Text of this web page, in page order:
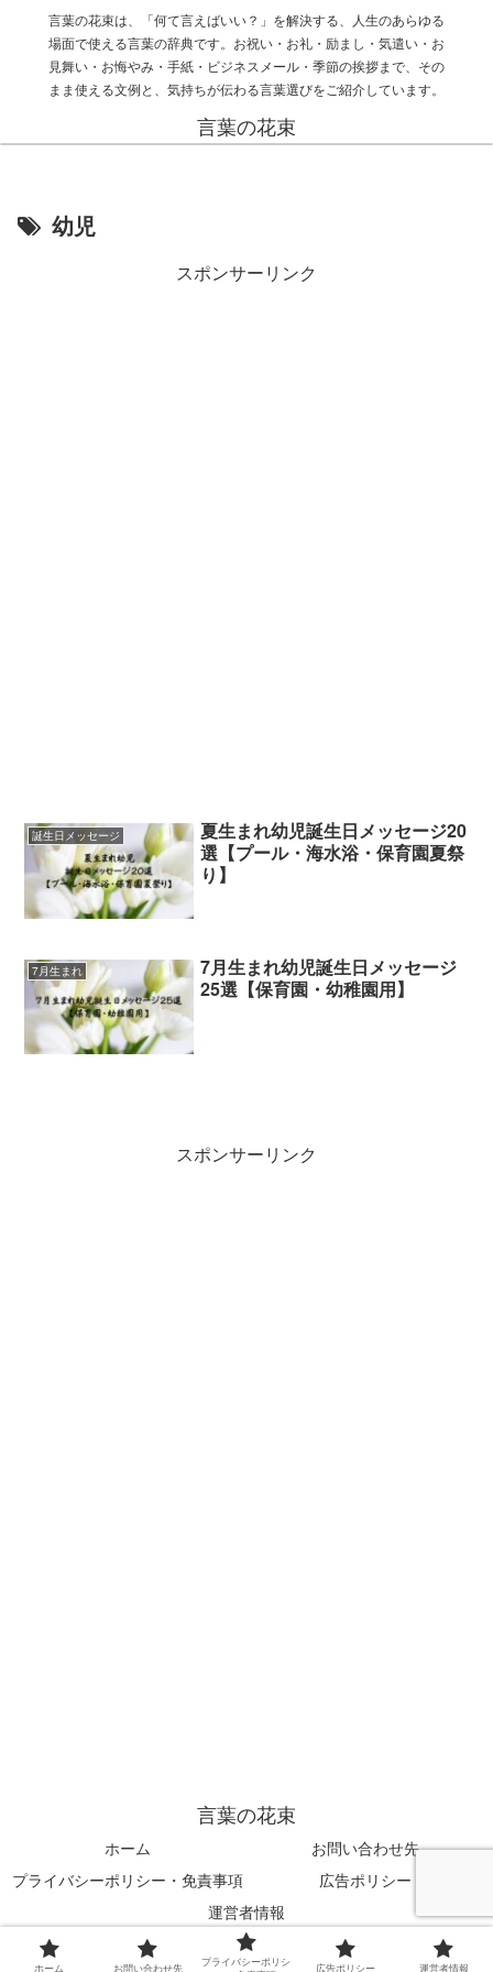
言葉の花束は、「何て言えばいい？」を解決する、人生のあらゆる
場面で使える言葉の辞典です。お祝い・お礼・励まし・気遣い・お
見舞い・お悔やみ・手紙・ビジネスメール・季節の挨拶まで、その
まま使える文例と、気持ちが伝わる言葉選びをご紹介しています。
言葉の花束
幼児
スポンサーリンク
誕生日メッセージ
夏生まれ幼児誕生日メッセージ20
選【プール・海水浴・保育園夏祭
り】
7月生まれ
7月生まれ幼児誕生日メッセージ
25選【保育園・幼稚園用】
スポンサーリンク
言葉の花束
ホーム
お問い合わせ先
プライバシーポリシー・免責事項
広告ポリシー
運営者情報
© 2025 言葉の花束.
ホーム お問い合わせ先
プライバシーポリシ
広告ポリシー 運営者情報